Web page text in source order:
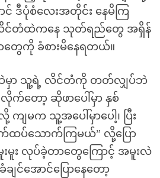
င် ဒီပုံစံလေးအတိုင်း နေမိကြ
င်တံထဲကနေ သုတ်ရည်တွေ အရှိန်
တွေကို ခံစားမိနေရတယ်။
ထဲမှာ သူ့ရဲ့ လိင်တံကို တတ်လျှပ်ဘဲ
တော့ ဆိုဖာပေါ်မှာ နှစ်
မက သူ့အပေါ်မှာပေါ့၊ ပြီး
ပ်သောက်ကြမယ်” လို့ပြော
မူးမူး လုပ်ခဲ့တာတွေကြောင့် အမူးလဲ
ခံချင်အောင်ပြောနေတော့